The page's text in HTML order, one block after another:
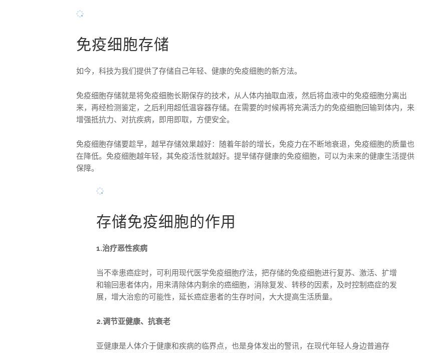
免疫细胞存储
如今，科技为我们提供了存储自己年轻、健康的免疫细胞的新方法。
免疫细胞存储就是将免疫细胞长期保存的技术，从人体内抽取血液，然后将血液中的免疫细胞分离出
来，再经检测鉴定，之后利用超低温容器存储。在需要的时候再将充满活力的免疫细胞回输到体内，来
增强抵抗力、对抗疾病，即用即取，方便安全。
免疫细胞存储要趁早，越早存储效果越好：随着年龄的增长，免疫力在不断地衰退，免疫细胞的质量也
在降低。免疫细胞越年轻，其免疫活性就越好。提早储存健康的免疫细胞，可以为未来的健康生活提供
保障。
存储免疫细胞的作用
1.治疗恶性疾病
当不幸患癌症时，可利用现代医学免疫细胞疗法，把存储的免疫细胞进行复苏、激活、扩增
和输回患者体内，用来清除体内剩余的癌细胞，消除复发、转移的因素，及时控制癌症的发
展，增大治愈的可能性，延长癌症患者的生存时间，大大提高生活质量。
2.调节亚健康、抗衰老
亚健康是人体介于健康和疾病的临界点，也是身体发出的警讯，在现代年轻人身边普遍存